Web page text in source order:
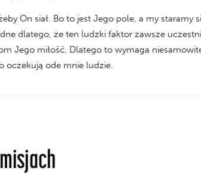
On siał. Bo to jest Jego pole, a my staramy
dlatego, że ten ludzki faktor zawsze
Jego miłość. Dlatego to wymaga
oczekują ode mnie ludzie.